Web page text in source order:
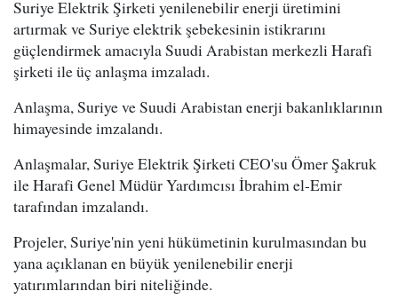
Suriye Elektrik Şirketi yenilenebilir enerji üretimini
artırmak ve Suriye elektrik şebekesinin istikrarını
güçlendirmek amacıyla Suudi Arabistan merkezli Harafi
şirketi ile üç anlaşma imzaladı.
Anlaşma, Suriye ve Suudi Arabistan enerji bakanlıklarının
himayesinde imzalandı.
Anlaşmalar, Suriye Elektrik Şirketi CEO'su Ömer Şakruk
ile Harafi Genel Müdür Yardımcısı İbrahim el-Emir
tarafından imzalandı.
Projeler, Suriye'nin yeni hükümetinin kurulmasından bu
yana açıklanan en büyük yenilenebilir enerji
yatırımlarından biri niteliğinde.